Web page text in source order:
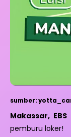
sumber:
Makassar, EBS
pemburu loker!